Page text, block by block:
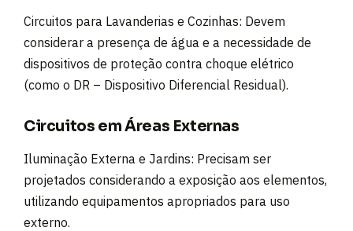
Circuitos para Lavanderias e Cozinhas: Devem
considerar a presença de água e a necessidade de
dispositivos de proteção contra choque elétrico
(como o DR – Dispositivo Diferencial Residual).
Circuitos em Áreas Externas
Iluminação Externa e Jardins: Precisam ser
projetados considerando a exposição aos elementos,
utilizando equipamentos apropriados para uso
externo.